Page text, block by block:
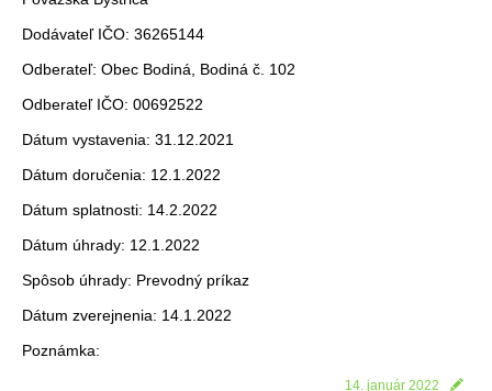
Dodávateľ IČO: 36265144
Odberateľ: Obec Bodiná, Bodiná č. 102
Odberateľ IČO: 00692522
Dátum vystavenia: 31.12.2021
Dátum doručenia: 12.1.2022
Dátum splatnosti: 14.2.2022
Dátum úhrady: 12.1.2022
Spôsob úhrady: Prevodný príkaz
Dátum zverejnenia: 14.1.2022
Poznámka:
14. január 2022